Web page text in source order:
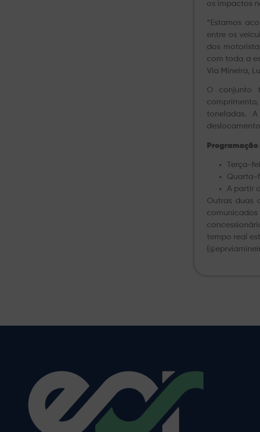
os impactos
“Estamos
entre os
dos
com toda a
Via Mineira,
O conjunto
toneladas.
Terça-
Quarta-
A partir
Outras duas
tempo real